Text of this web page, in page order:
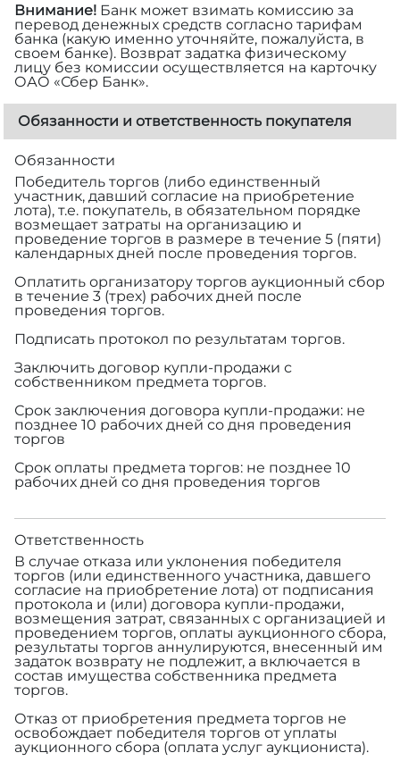
Внимание! Банк может взимать комиссию за
перевод денежных средств согласно тарифам
банка (какую именно уточняйте, пожалуйста, в
своем банке). Возврат задатка физическому
лицу без комиссии осуществляется на карточку
ОАО «Сбер Банк».
Обязанности и ответственность покупателя
Обязанности
Победитель торгов (либо единственный
участник, давший согласие на приобретение
лота), т.е. покупатель, в обязательном порядке
возмещает затраты на организацию и
проведение торгов в размере в течение 5 (пяти)
календарных дней после проведения торгов.
Оплатить организатору торгов аукционный сбор
в течение 3 (трех) рабочих дней после
проведения торгов.
Подписать протокол по результатам торгов.
Заключить договор купли-продажи с
собственником предмета торгов.
Срок заключения договора купли-продажи: не
позднее 10 рабочих дней со дня проведения
торгов
Срок оплаты предмета торгов: не позднее 10
рабочих дней со дня проведения торгов
Ответственность
В случае отказа или уклонения победителя
торгов (или единственного участника, давшего
согласие на приобретение лота) от подписания
протокола и (или) договора купли-продажи,
возмещения затрат, связанных с организацией и
проведением торгов, оплаты аукционного сбора,
результаты торгов аннулируются, внесенный им
задаток возврату не подлежит, а включается в
состав имущества собственника предмета
торгов.
Отказ от приобретения предмета торгов не
освобождает победителя торгов от уплаты
аукционного сбора (оплата услуг аукциониста).